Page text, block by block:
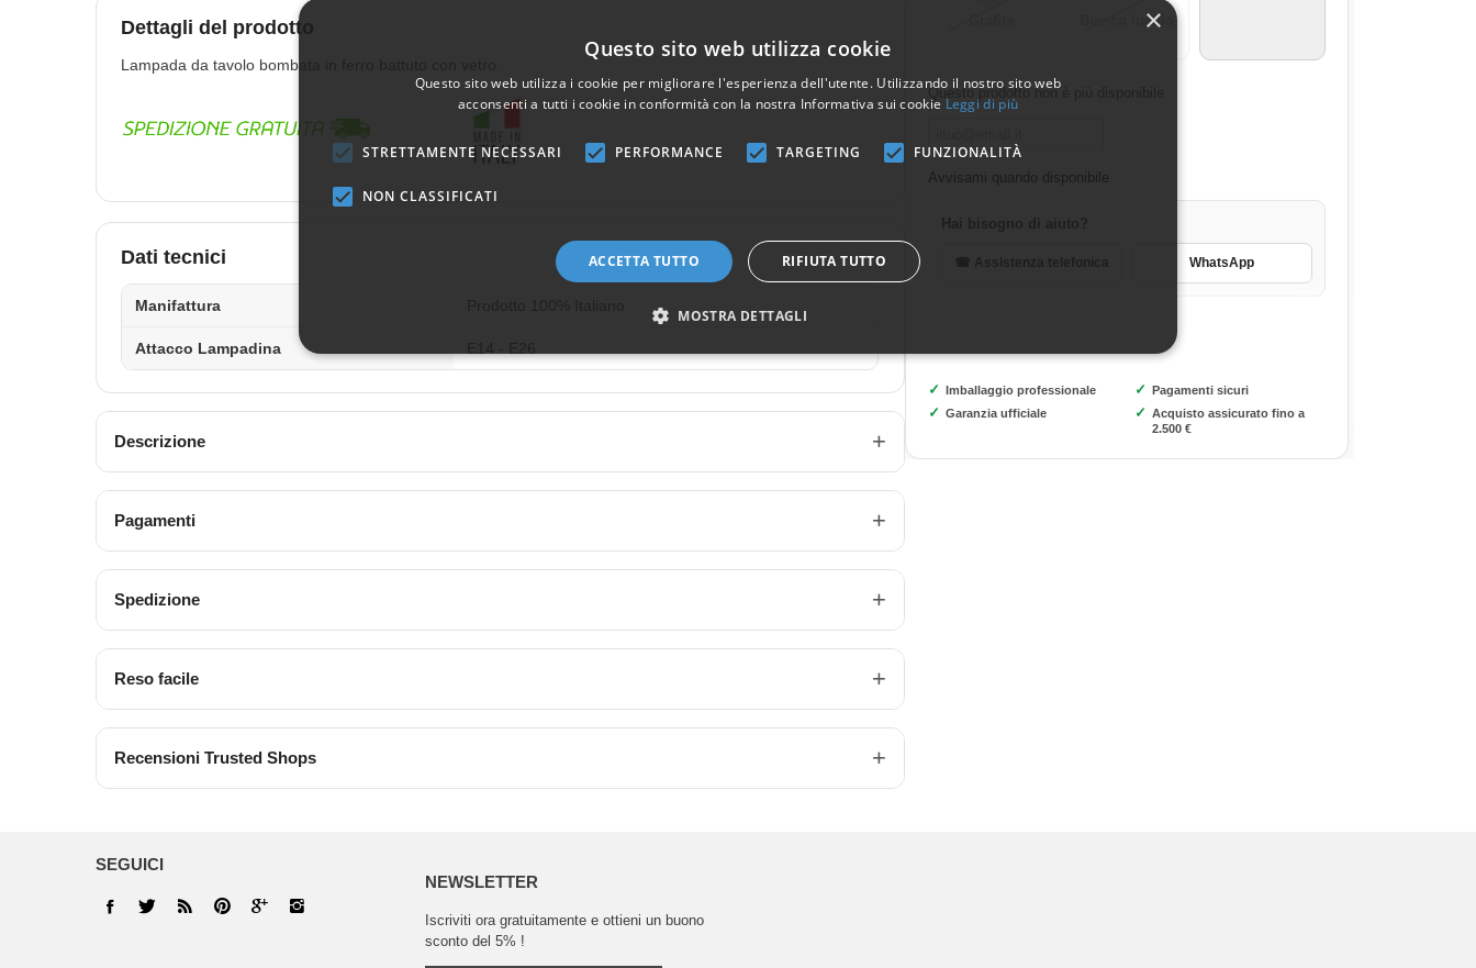
Dettagli del prodotto
Lampada da tavolo bombata in ferro battuto con vetro.
Dati tecnici
Manifattura
Attacco Lampadina
Descrizione
Pagamenti
Spedizione
Reso facile
Recensioni Trusted Shops
Bianco lucido
Questo prodotto non è più disponibile
Avvisami quando disponibile
WhatsApp
✓ Imballaggio professionale ✓ Pagamenti sicuri
✓ Garanzia ufficiale ✓ Acquisto assicurato fino a
2.500 €
SEGUICI
NEWSLETTER
Iscriviti ora gratuitamente e ottieni un buono
sconto del 5% !
×
Questo sito web utilizza cookie
Questo sito web utilizza i cookie per migliorare l'esperienza dell'utente. Utilizzando il nostro sito web
acconsenti a tutti i cookie in conformità con la nostra Informativa sui cookie Leggi di più
STRETTAMENTE NECESSARI PERFORMANCE TARGETING FUNZIONALITÀ
NON CLASSIFICATI
ACCETTA TUTTO RIFIUTA TUTTO
MOSTRA DETTAGLI